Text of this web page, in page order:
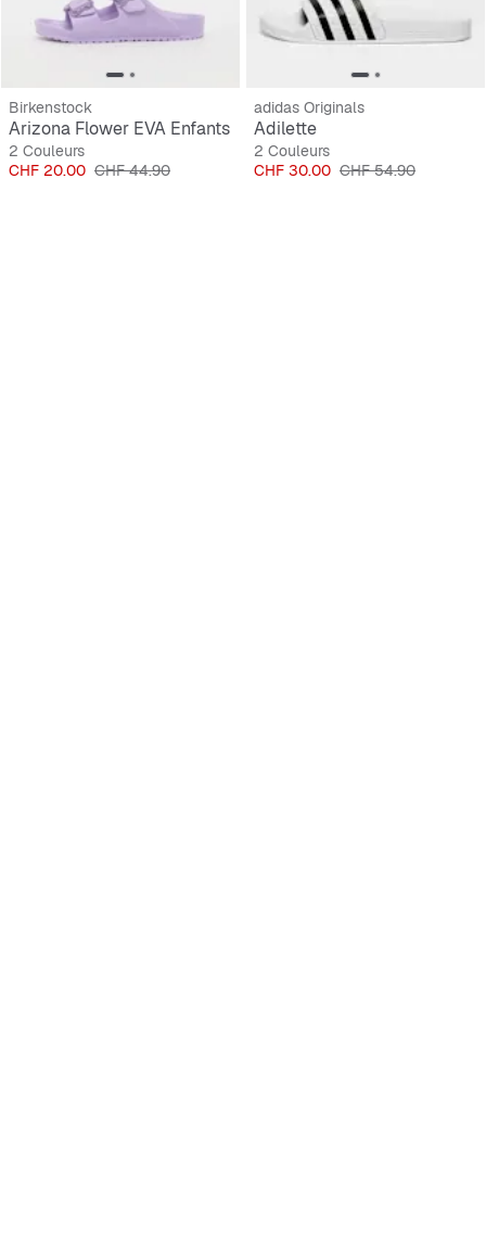
Birkenstock
Arizona Flower EVA Enfants
2 Couleurs
Prix
CHF 20.00 Prix original
CHF 44.90
adidas Originals
Adilette
2 Couleurs
Prix
CHF 30.00 Prix original
CHF 54.90